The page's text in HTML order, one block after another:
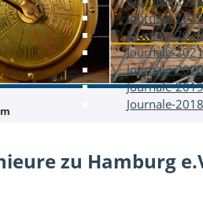
Journale-2023
Journale-2022
Journale-2021
Journale-2020
Journale-2019
Journale-2018
zu Hamburg